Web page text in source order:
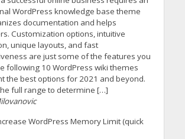
WordPress knowledge base theme
documentation and helps
Customization options, intuitive
unique layouts, and fast
are just some of the features you
following 10 WordPress wiki themes
the best options for 2021 and beyond.
full range to determine […]
WordPress Memory Limit (quick